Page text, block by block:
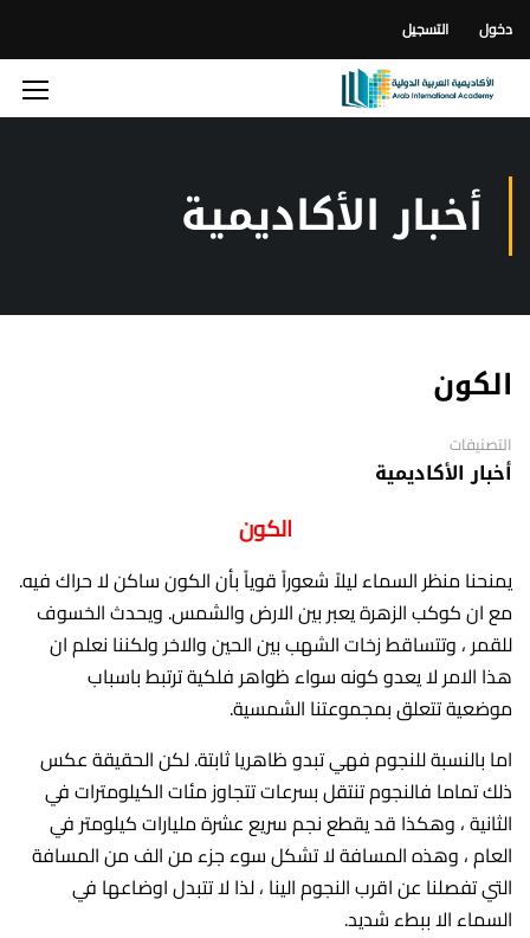
دخول التسجيل
أخبار الأكاديمية
الكون
التصنيفات
أخبار الأكاديمية
الكون
يمنحنا منظر السماء ليلاً شعوراً قوياً بأن الكون ساكن لا حراك فيه.
مع ان كوكب الزهرة يعبر بين الارض والشمس. ويحدث الخسوف
للقمر ، وتتساقط زخات الشهب بين الحين والاخر ولكننا نعلم ان
هذا الامر لا يعدو كونه سواء ظواهر فلكية ترتبط باسباب
موضعية تتعلق بمجموعتنا الشمسية.
اما بالنسبة للنجوم فهي تبدو ظاهريا ثابتة. لكن الحقيقة عكس
ذلك تماما فالنجوم تنتقل بسرعات تتجاوز مئات الكيلومترات في
الثانية ، وهكذا قد يقطع نجم سريع عشرة مليارات كيلومتر في
العام ، وهذه المسافة لا تشكل سوء جزء من الف من المسافة
التي تفصلنا عن اقرب النجوم الينا ، لذا لا تتبدل اوضاعها في
السماء الا ببطء شديد.